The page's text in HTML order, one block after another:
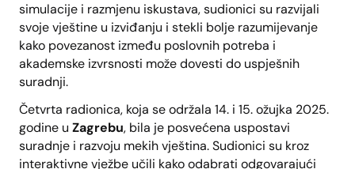
simulacije i razmjenu iskustava, sudionici su razvijali
svoje vještine u izviđanju i stekli bolje razumijevanje
kako povezanost između poslovnih potreba i
akademske izvrsnosti može dovesti do uspješnih
suradnji.
Četvrta radionica, koja se održala 14. i 15. ožujka 2025.
godine u Zagrebu, bila je posvećena uspostavi
suradnje i razvoju mekih vještina. Sudionici su kroz
interaktivne vježbe učili kako odabrati odgovarajući